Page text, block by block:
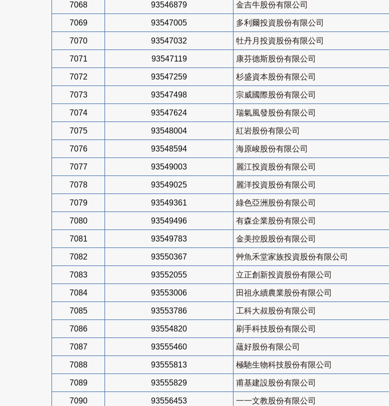
7068 93546879 金吉牛股份有限公司
7069 93547005 多利爾投資股份有限公司
7070 93547032 牡丹月投資股份有限公司
7071 93547119 康芬德斯股份有限公司
7072 93547259 杉盛資本股份有限公司
7073 93547498 宗威國際股份有限公司
7074 93547624 瑞氣風發股份有限公司
7075 93548004 紅岩股份有限公司
7076 93548594 海原峻股份有限公司
7077 93549003 麗江投資股份有限公司
7078 93549025 麗洋投資股份有限公司
7079 93549361 綠色亞洲股份有限公司
7080 93549496 有森企業股份有限公司
7081 93549783 金美控股股份有限公司
7082 93550367 艸魚禾堂家族投資股份有限公司
7083 93552055 立正創新投資股份有限公司
7084 93553006 田祖永續農業股份有限公司
7085 93553786 工科大叔股份有限公司
7086 93554820 刷手科技股份有限公司
7087 93555460 蘊好股份有限公司
7088 93555813 極馳生物科技股份有限公司
7089 93555829 甫基建設股份有限公司
7090 93556453 一一文教股份有限公司